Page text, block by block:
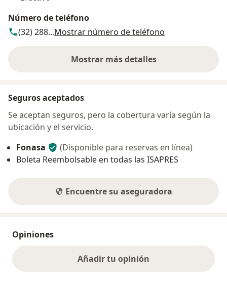
Número de teléfono
(32) 288...Mostrar número de teléfono
Mostrar más detalles
sobre la dirección
Seguros aceptados
Se aceptan seguros, pero la cobertura varía según la
ubicación y el servicio.
Fonasa
(Disponible para reservas en línea)
Boleta Reembolsable en todas las ISAPRES
Encuentre su aseguradora
Opiniones
Añadir tu opinión